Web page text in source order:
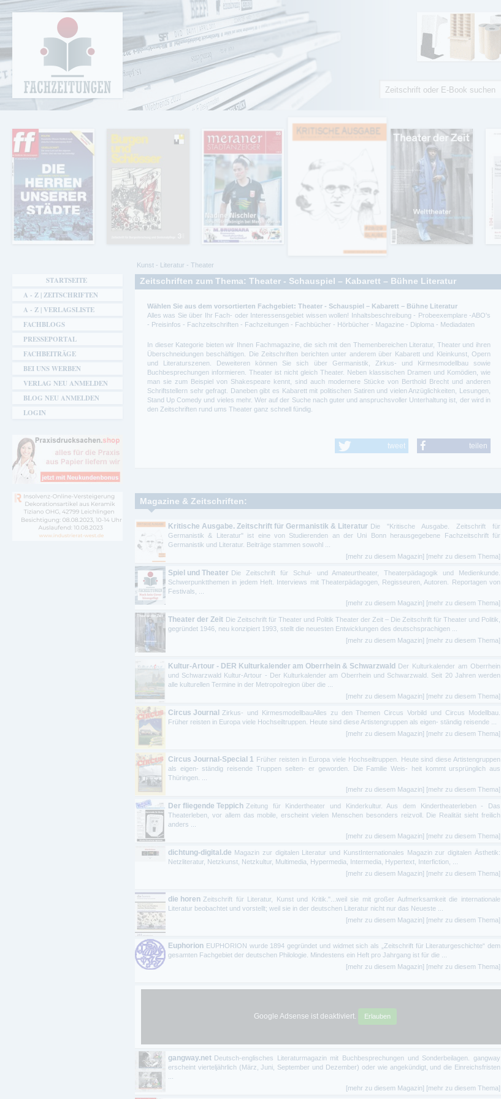
Fachzeitungen.de - Das unabhängige Portal
für Fachmagazine Fachpublikationen &
eBooks
Sie sind hier
Kunst - Literatur - Theater
Zeitschriften zum Thema: Theater - Schauspiel – Kabarett – Bühne Literatur
Wählen Sie aus dem vorsortierten Fachgebiet: Theater - Schauspiel – Kabarett – Bühne Literatur
Alles was Sie über Ihr Fach- oder Interessensgebiet wissen wollen! Inhaltsbeschreibung - Probeexemplare -ABO's
- Preisinfos - Fachzeitschriften - Fachzeitungen - Fachbücher - Hörbücher - Magazine - Diploma - Mediadaten
In dieser Kategorie bieten wir Ihnen Fachmagazine, die sich mit den Themenbereichen Literatur, Theater und ihren
Überschneidungen beschäftigen. Die Zeitschriften berichten unter anderem über Kabarett und Kleinkunst, Opern
und Literaturszenen. Deweiteren können Sie sich über Germanistik, Zirkus- und Kirmesmodellbau sowie
Buchbesprechungen informieren. Theater ist nicht gleich Theater. Neben klassischen Dramen und Komödien, wie
man sie zum Beispiel von Shakespeare kennt, sind auch modernere Stücke von Berthold Brecht und anderen
Schriftstellern sehr gefragt. Daneben gibt es Kabarett mit politischen Satiren und vielen Anzüglichkeiten, Lesungen,
Stand Up Comedy und vieles mehr. Wer auf der Suche nach guter und anspruchsvoller Unterhaltung ist, der wird in
den Zeitschriften rund ums Theater ganz schnell fündig.
tweet teilen
Magazine & Zeitschriften:
Kritische Ausgabe. Zeitschrift für Germanistik & Literatur Die "Kritische Ausgabe. Zeitschrift für
Germanistik & Literatur" ist eine von Studierenden an der Uni Bonn herausgegebene Fachzeitschrift für
Germanistik und Literatur. Beiträge stammen sowohl ...
[mehr zu diesem Magazin] [mehr zu diesem Thema]
Spiel und Theater Die Zeitschrift für Schul- und Amateurtheater, Theaterpädagogik und Medienkunde.
Schwerpunktthemen in jedem Heft. Interviews mit Theaterpädagogen, Regisseuren, Autoren. Reportagen von
Festivals, ...
[mehr zu diesem Magazin] [mehr zu diesem Thema]
Theater der Zeit Die Zeitschrift für Theater und Politik Theater der Zeit – Die Zeitschrift für Theater und Politik,
gegründet 1946, neu konzipiert 1993, stellt die neuesten Entwicklungen des deutschsprachigen ...
[mehr zu diesem Magazin] [mehr zu diesem Thema]
Kultur-Artour - DER Kulturkalender am Oberrhein & Schwarzwald Der Kulturkalender am Oberrhein
und Schwarzwald Kultur-Artour - Der Kulturkalender am Oberrhein und Schwarzwald. Seit 20 Jahren werden
alle kulturellen Termine in der Metropolregion über die ...
[mehr zu diesem Magazin] [mehr zu diesem Thema]
Circus Journal Zirkus- und KirmesmodellbauAlles zu den Themen Circus Vorbild und Circus Modellbau.
Früher reisten in Europa viele Hochseiltruppen. Heute sind diese Artistengruppen als eigen- ständig reisende ...
[mehr zu diesem Magazin] [mehr zu diesem Thema]
Circus Journal-Special 1 Früher reisten in Europa viele Hochseiltruppen. Heute sind diese Artistengruppen
als eigen- ständig reisende Truppen selten- er geworden. Die Familie Weis- heit kommt ursprünglich aus
Thüringen. ...
[mehr zu diesem Magazin] [mehr zu diesem Thema]
Der fliegende Teppich Zeitung für Kindertheater und Kinderkultur. Aus dem Kindertheaterleben - Das
Theaterleben, vor allem das mobile, erscheint vielen Menschen besonders reizvoll. Die Realität sieht freilich
anders ...
[mehr zu diesem Magazin] [mehr zu diesem Thema]
dichtung-digital.de Magazin zur digitalen Literatur und KunstInternationales Magazin zur digitalen Ästhetik:
Netzliteratur, Netzkunst, Netzkultur, Multimedia, Hypermedia, Intermedia, Hypertext, Interfiction, ...
[mehr zu diesem Magazin] [mehr zu diesem Thema]
die horen Zeitschrift für Literatur, Kunst und Kritik."...weil sie mit großer Aufmerksamkeit die internationale
Literatur beobachtet und vorstellt; weil sie in der deutschen Literatur nicht nur das Neueste ...
[mehr zu diesem Magazin] [mehr zu diesem Thema]
Euphorion EUPHORION wurde 1894 gegründet und widmet sich als „Zeitschrift für Literaturgeschichte“ dem
gesamten Fachgebiet der deutschen Philologie. Mindestens ein Heft pro Jahrgang ist für die ...
[mehr zu diesem Magazin] [mehr zu diesem Thema]
Google Adsense ist deaktiviert. Erlauben
gangway.net Deutsch-englisches Literaturmagazin mit Buchbesprechungen und Sonderbeilagen. gangway
erscheint vierteljährlich (März, Juni, September und Dezember) oder wie angekündigt, und die Einreichsfristen
[mehr zu diesem Magazin] [mehr zu diesem Thema]
STARTSEITE
A - Z | ZEITSCHRIFTEN
A - Z | VERLAGSLISTE
FACHBLOGS
PRESSEPORTAL
FACHBEITRÄGE
BEI UNS WERBEN
VERLAG NEU ANMELDEN
BLOG NEU ANMELDEN
LOGIN
Suchformular